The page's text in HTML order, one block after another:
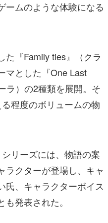
ームのような体験になる
た『Family ties』（クラ
マとした『One Last
ラ）の2種類を展開。そ
程度のボリュームの物
リーズには、物語の案
ラクターが登場し、キャ
氏、キャラクターボイス
発表された。